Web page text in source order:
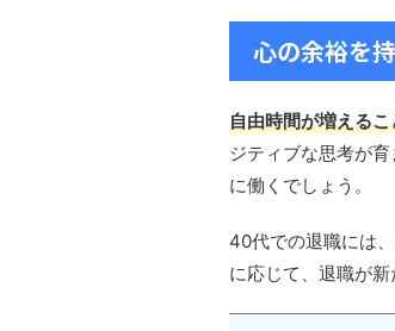
心の余裕を
自由時間が増える
ジティブな思考が
に働くでしょう。
40代での退職には
に応じて、退職が